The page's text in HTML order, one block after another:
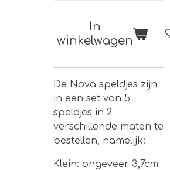
In
winkelwagen
De Nova speldjes zijn
in een set van 5
speldjes in 2
verschillende maten te
bestellen, namelijk:
Klein: ongeveer 3,7cm